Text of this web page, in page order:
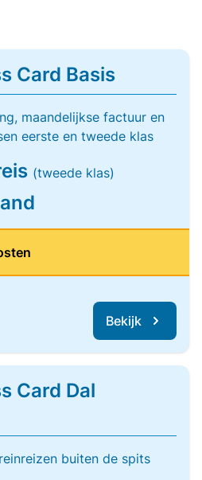
Card Basis
maandelijkse factuur en
eerste en tweede klas
(tweede klas)
Bekijk
Card Dal
buiten de spits